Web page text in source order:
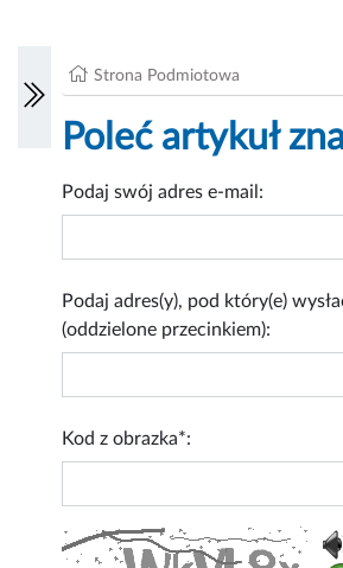
Strona Podmiotowa
Poleć artykuł
Podaj swój adres e-mail:
Podaj adres(y), pod który(e)
(oddzielone przecinkiem):
Kod z obrazka*: